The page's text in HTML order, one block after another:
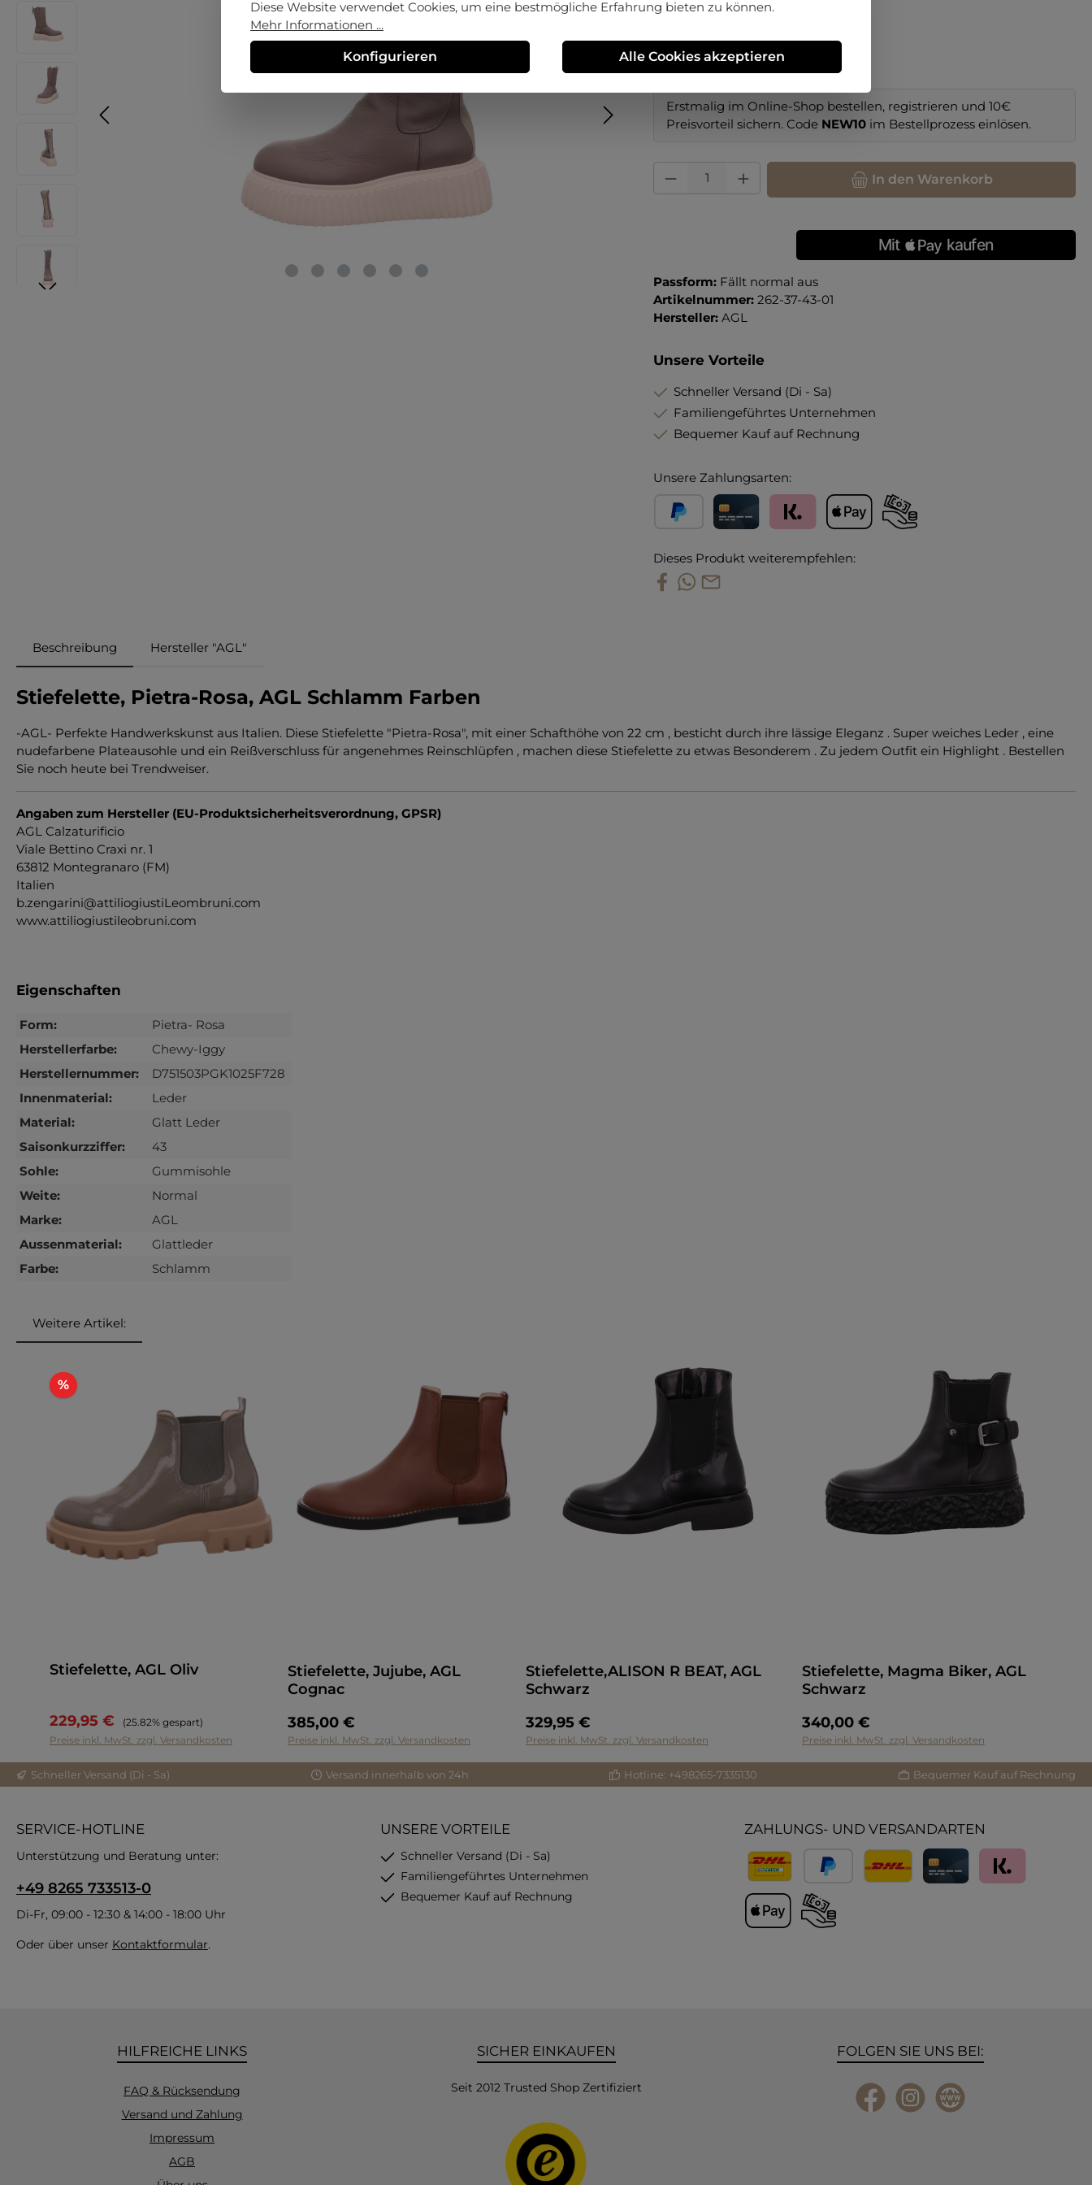
37 38½ 39
Erstmalig im Online-Shop bestellen, registrieren und 10€
Preisvorteil sichern. Code NEW10 im Bestellprozess einlösen.
Produkt Anzahl: Gib den gewünschten Wert ein oder benutze die
In den Warenkorb
Passform: Fällt normal aus
Artikelnummer: 262-37-43-01
Hersteller: AGL
Unsere Vorteile
Schneller Versand (Di - Sa)
Familiengeführtes Unternehmen
Bequemer Kauf auf Rechnung
Unsere Zahlungsarten:
Dieses Produkt weiterempfehlen:
Beschreibung Hersteller "AGL"
Stiefelette, Pietra-Rosa, AGL Schlamm Farben
-AGL- Perfekte Handwerkskunst aus Italien. Diese Stiefelette "Pietra-Rosa", mit einer Schafthöhe von 22 cm , besticht durch ihre lässige Eleganz . Super weiches Leder , eine
nudefarbene Plateausohle und ein Reißverschluss für angenehmes Reinschlüpfen , machen diese Stiefelette zu etwas Besonderem . Zu jedem Outfit ein Highlight . Bestellen
Sie noch heute bei Trendweiser.
Angaben zum Hersteller (EU-Produktsicherheitsverordnung, GPSR)
AGL Calzaturificio
Viale Bettino Craxi nr. 1
63812 Montegranaro (FM)
Italien
b.zengarini@attiliogiustiLeombruni.com
www.attiliogiustileobruni.com
Eigenschaften
Form:
Pietra- Rosa
Herstellerfarbe:
Chewy-Iggy
Herstellernummer:
D751503PGK1025F728
Innenmaterial:
Leder
Material:
Glatt Leder
Saisonkurzziffer:
43
Sohle:
Gummisohle
Weite:
Normal
Marke:
AGL
Aussenmaterial:
Glattleder
Farbe:
Schlamm
Weitere Artikel:
%Rabatt
Stiefelette, AGL Oliv
229,95 € Regulärer Preis:
(25.82% gespart)
Preise inkl. MwSt. zzgl. Versandkosten
Stiefelette, Jujube, AGL
Cognac
385,00 €
Preise inkl. MwSt. zzgl. Versandkosten
Stiefelette,ALISON R BEAT, AGL
Schwarz
329,95 €
Preise inkl. MwSt. zzgl. Versandkosten
Stiefelette, Magma Biker, AGL
Schwarz
340,00 €
Preise inkl. MwSt. zzgl. Versandkosten
Schneller Versand (Di - Sa) Versand innerhalb von 24h Hotline: +498265-7335130 Bequemer Kauf auf Rechnung
SERVICE-HOTLINE
Unterstützung und Beratung unter:
+49 8265 733513-0
Di-Fr, 09:00 - 12:30 & 14:00 - 18:00 Uhr
Oder über unser Kontaktformular.
UNSERE VORTEILE
Schneller Versand (Di - Sa)
Familiengeführtes Unternehmen
Bequemer Kauf auf Rechnung
ZAHLUNGS- UND VERSANDARTEN
PayPal
Versand
HILFREICHE LINKS
FAQ & Rücksendung
Versand und Zahlung
Impressum
AGB
SICHER EINKAUFEN
Seit 2012 Trusted Shop Zertifiziert
FOLGEN SIE UNS BEI:
FacebookInstagramWebsite
Diese Website verwendet Cookies, um eine bestmögliche Erfahrung bieten zu können.
Mehr Informationen ...
Konfigurieren Alle Cookies akzeptieren